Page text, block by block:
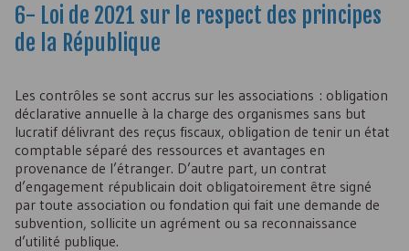
6- Loi de 2021 sur le respect des principes
de la République
Les contrôles se sont accrus sur les associations : obligation
déclarative annuelle à la charge des organismes sans but
lucratif délivrant des reçus fiscaux, obligation de tenir un état
comptable séparé des ressources et avantages en
provenance de l’étranger. D’autre part, un contrat
d’engagement républicain doit obligatoirement être signé
par toute association ou fondation qui fait une demande de
subvention, sollicite un agrément ou sa reconnaissance
d’utilité publique.